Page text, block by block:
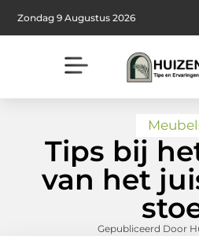
Zondag 9 Augustus 2026
Tips bij
van het
Gepubliceerd Door